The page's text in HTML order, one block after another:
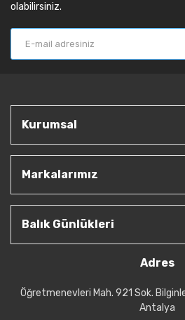
olabilirsiniz.
Kurumsal
Markalarımız
Balık Günlükleri
Adres
Öğretmenevleri Mah. 921 Sok.
Antalya